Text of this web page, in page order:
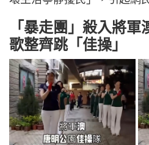
「暴走團」殺入將
歌整齊跳「佳操」